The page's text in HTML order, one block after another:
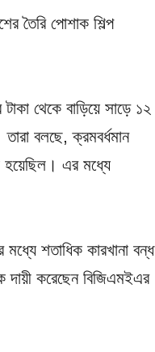
তৈরি পোশাক শিল্প
থেকে বাড়িয়ে সাড়ে ১২
বলছে, ক্রমবর্ধমান
হয়েছিল। এর মধ্যে
শতাধিক কারখানা বন্ধ
দায়ী করেছেন বিজিএমইএর